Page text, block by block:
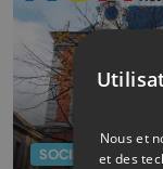
SOCIÉTÉ
Nous et
et des